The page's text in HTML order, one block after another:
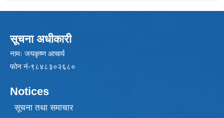
सूचना अधीकारी
नामः जयकृष्ण आचार्य
फोन नं-९८४८३०२६८०
Notices
सूचना तथा समाचार